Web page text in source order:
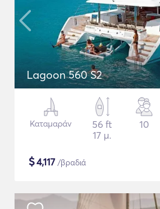
Lagoon 560 S2
Καταμαράν
56 ft
17 μ.
10
$4,117 /βραδιά